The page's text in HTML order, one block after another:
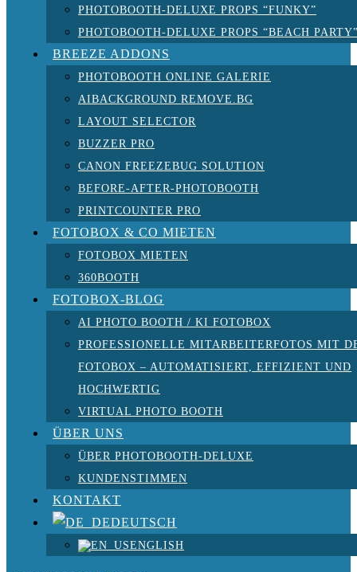
PHOTOBOOTH-DELUXE PROPS “FUNKY”
PHOTOBOOTH-DELUXE PROPS “BEACH
BREEZE ADDONS
PHOTOBOOTH ONLINE GALERIE
AIBACKGROUND REMOVE.BG
LAYOUT SELECTOR
BUZZER PRO
CANON FREEZEBUG SOLUTION
BEFORE-AFTER-PHOTOBOOTH
PRINTCOUNTER PRO
FOTOBOX & CO MIETEN
FOTOBOX MIETEN
360BOOTH
FOTOBOX-BLOG
AI PHOTO BOOTH / KI FOTOBOX
PROFESSIONELLE MITARBEITERFOTOS MIT
FOTOBOX – AUTOMATISIERT, EFFIZIENT UND
HOCHWERTIG
VIRTUAL PHOTO BOOTH
ÜBER UNS
ÜBER PHOTOBOOTH-DELUXE
KUNDENSTIMMEN
KONTAKT
DEUTSCH
ENGLISH